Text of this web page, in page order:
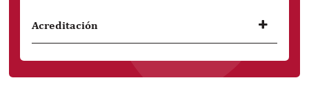
Acreditación
Estamos acreditados por el Sistema Nacional
de Evaluación, Acreditación y Certificación